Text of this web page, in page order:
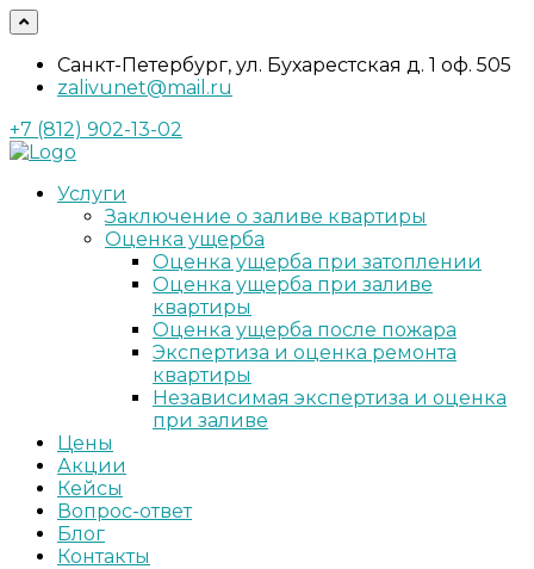
Санкт-Петербург, ул. Бухарестская д. 1 оф. 505
zalivunet@mail.ru
+7 (812) 902-13-02
Услуги
Заключение о заливе квартиры
Оценка ущерба
Оценка ущерба при затоплении
Оценка ущерба при заливе
квартиры
Оценка ущерба после пожара
Экспертиза и оценка ремонта
квартиры
Независимая экспертиза и оценка
при заливе
Цены
Акции
Кейсы
Вопрос-ответ
Блог
Контакты